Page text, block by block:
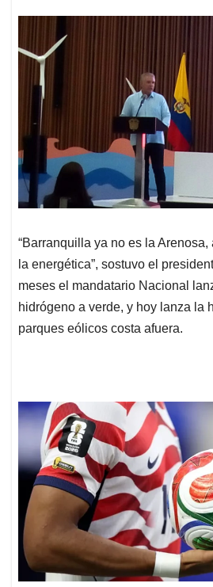
“Barranquilla ya no es la
la energética”, sostuvo el
meses el mandatario Nacional
hidrógeno a verde, y hoy lanza la
parques eólicos costa afuera.